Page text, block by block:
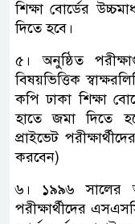
শিক্ষা বোর্ডের
দিতে হবে।
৫। অনুষ্ঠিত
বিষয়ভিত্তিক
কপি ঢাকা শিক্ষা
হাতে জমা দিতে
প্রাইভেট
করবেন)
৬। ১৯৯৬ সালের
পরীক্ষার্থীদের